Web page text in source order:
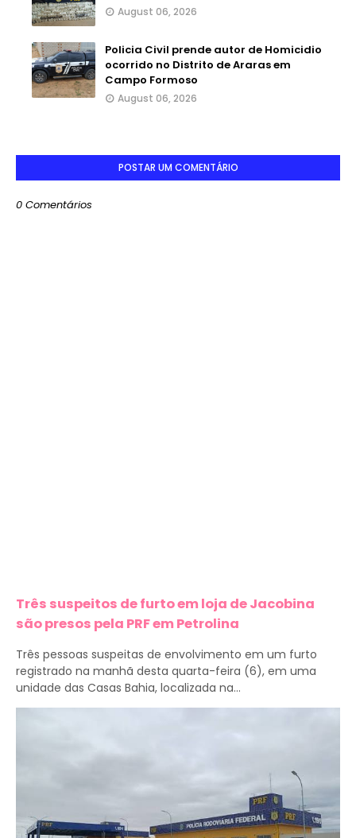
August 06, 2026
Policia Civil prende autor de Homicidio
ocorrido no Distrito de Araras em
Campo Formoso
August 06, 2026
POSTAR UM COMENTÁRIO
0 Comentários
Três suspeitos de furto em loja de Jacobina
são presos pela PRF em Petrolina
Três pessoas suspeitas de envolvimento em um furto
registrado na manhã desta quarta-feira (6), em uma
unidade das Casas Bahia, localizada na...